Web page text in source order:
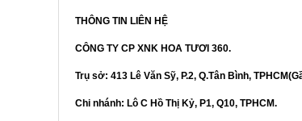
THÔNG TIN LIÊN HỆ
CÔNG TY CP XNK HOA TƯƠI 360.
Trụ sở: 413 Lê Văn Sỹ, P.2, Q.Tân Bình,
Chi nhánh: Lô C Hồ Thị Kỷ, P1, Q10, TPHCM.